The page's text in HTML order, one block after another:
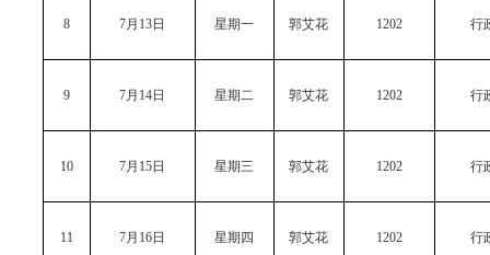
8 7月13日 星期一 郭艾花 1202 行
9 7月14日 星期二 郭艾花 1202 行
10 7月15日 星期三 郭艾花 1202 行
11 7月16日 星期四 郭艾花 1202 行